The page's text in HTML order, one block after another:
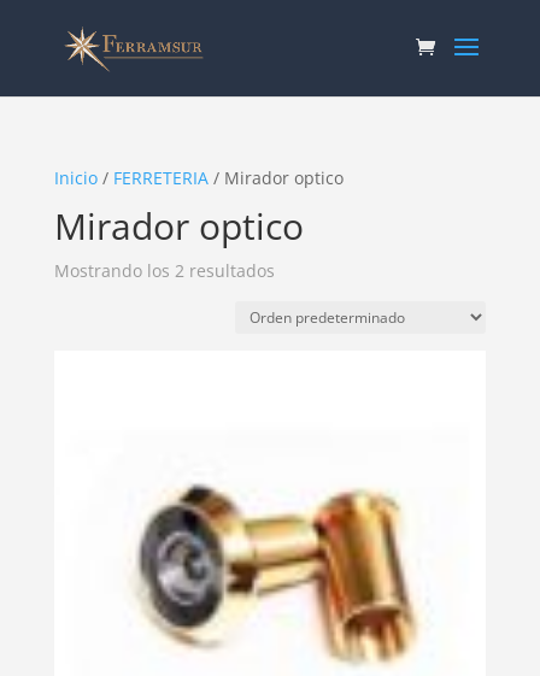
Inicio/ FERRETERIA/ Mirador optico
Mirador optico
Mostrando los 2 resultados